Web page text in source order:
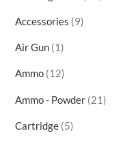
Accessories 99
Air Gun 11
Ammo 1212
Ammo - Powder 2121
Cartridge 55